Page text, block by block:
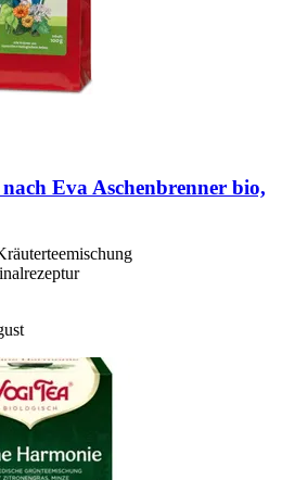
nach Eva Aschenbrenner bio,